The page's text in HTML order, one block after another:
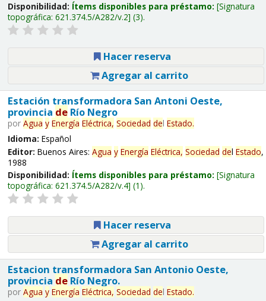
Disponibilidad: Ítems disponibles para préstamo: Signatura
topográfica: 621.374.5/A282/v.2 (3).
Hacer reserva
Agregar al carrito
Estación transformadora San Antoni Oeste,
provincia deRío Negro
por Agua y Energía Eléctrica, Sociedad del Estado.
Idioma: Español
Editor: Buenos Aires: Agua y Energía Eléctrica, Sociedad del Estado,
1988
Disponibilidad: Ítems disponibles para préstamo: Signatura
topográfica: 621.374.5/A282/v.4 (1).
Hacer reserva
Agregar al carrito
Estacion transformadora San Antonio Oeste,
provincia deRío Negro.
por Agua y Energía Eléctrica, Sociedad del Estado.